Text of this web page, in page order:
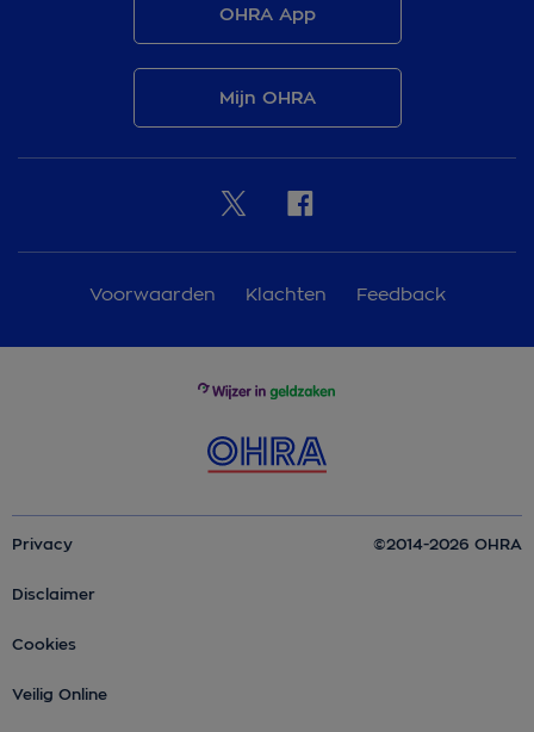
OHRA App
Mijn OHRA
Voorwaarden Klachten Feedback
Privacy
Disclaimer
Cookies
Veilig Online
©2014-2026 OHRA